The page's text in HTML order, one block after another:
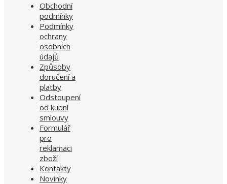
Obchodní
podmínky
Podmínky
ochrany
osobních
údajů
Způsoby
doručení a
platby
Odstoupení
od kupní
smlouvy
Formulář
pro
reklamaci
zboží
Kontakty
Novinky